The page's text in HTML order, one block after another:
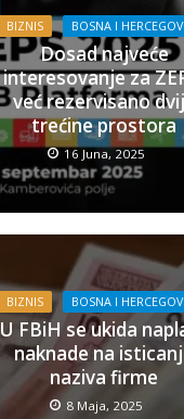
BIZNIS BOSNA I
Dosad najveće
interesovanje za
već rezervisano
trećine prostora
16 Juna, 2025
BIZNIS BOSNA I
U FBiH se ukida
naknade na
naziva firme
8 Maja, 2025